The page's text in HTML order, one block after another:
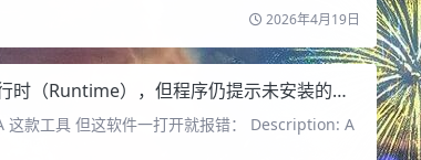
2026年4月19日
），但程序仍提示未安装的解决方案（0x80008083）
这款工具 但这软件一打开就报错： Description: A